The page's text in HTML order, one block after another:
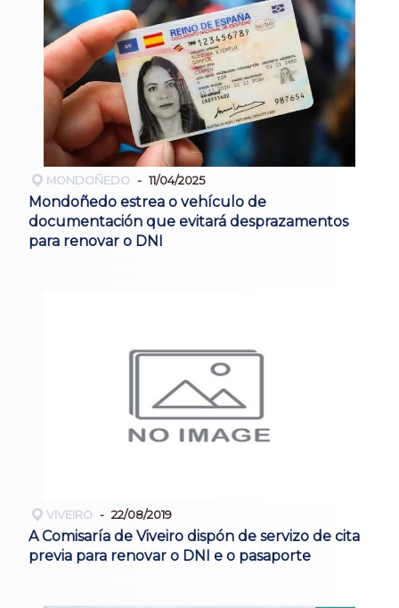
MONDOÑEDO 11/04/2025
Mondoñedo estrea o vehículo de
documentación que evitará desprazamentos
para renovar o DNI
VIVEIRO 22/08/2019
A Comisaría de Viveiro dispón de servizo de cita
previa para renovar o DNI e o pasaporte